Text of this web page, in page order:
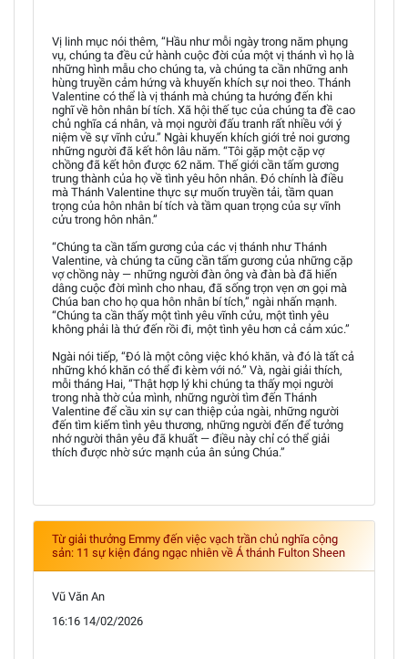
Vị linh mục nói thêm, “Hầu như mỗi ngày trong năm phụng
vụ, chúng ta đều cử hành cuộc đời của một vị thánh vì họ là
những hình mẫu cho chúng ta, và chúng ta cần những anh
hùng truyền cảm hứng và khuyến khích sự noi theo. Thánh
Valentine có thể là vị thánh mà chúng ta hướng đến khi
nghĩ về hôn nhân bí tích. Xã hội thế tục của chúng ta đề cao
chủ nghĩa cá nhân, và mọi người đấu tranh rất nhiều với ý
niệm về sự vĩnh cửu.” Ngài khuyến khích giới trẻ noi gương
những người đã kết hôn lâu năm. “Tôi gặp một cặp vợ
chồng đã kết hôn được 62 năm. Thế giới cần tấm gương
trung thành của họ về tình yêu hôn nhân. Đó chính là điều
mà Thánh Valentine thực sự muốn truyền tải, tầm quan
trọng của hôn nhân bí tích và tầm quan trọng của sự vĩnh
cửu trong hôn nhân.”
“Chúng ta cần tấm gương của các vị thánh như Thánh
Valentine, và chúng ta cũng cần tấm gương của những cặp
vợ chồng này — những người đàn ông và đàn bà đã hiến
dâng cuộc đời mình cho nhau, đã sống trọn vẹn ơn gọi mà
Chúa ban cho họ qua hôn nhân bí tích,” ngài nhấn mạnh.
“Chúng ta cần thấy một tình yêu vĩnh cửu, một tình yêu
không phải là thứ đến rồi đi, một tình yêu hơn cả cảm xúc.”
Ngài nói tiếp, “Đó là một công việc khó khăn, và đó là tất cả
những khó khăn có thể đi kèm với nó.” Và, ngài giải thích,
mỗi tháng Hai, “Thật hợp lý khi chúng ta thấy mọi người
trong nhà thờ của mình, những người tìm đến Thánh
Valentine để cầu xin sự can thiệp của ngài, những người
đến tìm kiếm tình yêu thương, những người đến để tưởng
nhớ người thân yêu đã khuất — điều này chỉ có thể giải
thích được nhờ sức mạnh của ân sủng Chúa.”
Từ giải thưởng Emmy đến việc vạch trần chủ nghĩa cộng
sản: 11 sự kiện đáng ngạc nhiên về Á thánh Fulton Sheen
Vũ Văn An
16:16 14/02/2026